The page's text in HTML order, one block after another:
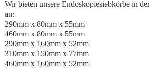
Wir bieten unsere Endoskopiesiebkörbe in
an:
290mm x 80mm x 55mm
460mm x 80mm x 55mm
290mm x 160mm x 52mm
310mm x 150mm x 77mm
460mm x 160mm x 52mm